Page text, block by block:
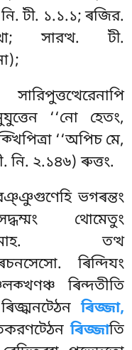
টী. ১.১.১; ৰজির.
সারত্থ. টী.
‘‘নো হেতং,
‘‘অপিচ মে,
নি. ২.১৪৬) ৰুত্তং.
ভগৰন্তং
থোমেতুং
তত্থ
ৰিন্দিযং
ৰিন্দতীতি
ৰিজ্জা,
ৰিজ্জাতি